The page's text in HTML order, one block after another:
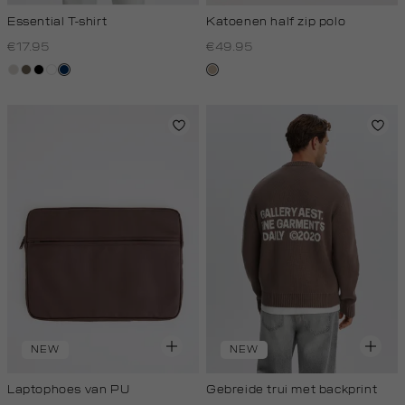
Essential T-shirt
€17.95
taupe,
lichtbruin
zwart
witdonkerblauw
Katoenen half zip polo
€49.95
kit,
NEW
Laptophoes van PU
NEW
Gebreide trui met backprint